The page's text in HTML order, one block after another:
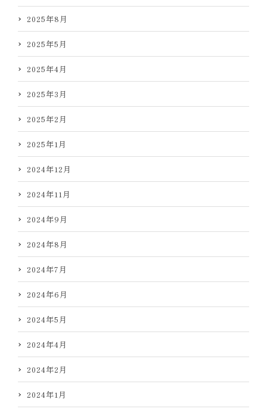
2025年8月
2025年5月
2025年4月
2025年3月
2025年2月
2025年1月
2024年12月
2024年11月
2024年9月
2024年8月
2024年7月
2024年6月
2024年5月
2024年4月
2024年2月
2024年1月